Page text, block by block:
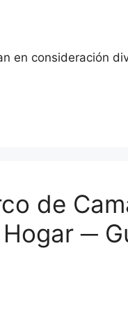
en consideración
de
─